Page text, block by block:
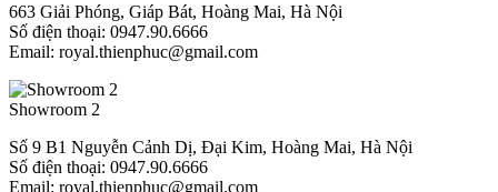
663 Giải Phóng, Giáp Bát, Hoàng Mai, Hà Nội
Số điện thoại: 0947.90.6666
Email: royal.thienphuc@gmail.com
Showroom 2
Số 9 B1 Nguyễn Cảnh Dị, Đại Kim, Hoàng Mai, Hà Nội
Số điện thoại: 0947.90.6666
Email: royal.thienphuc@gmail.com